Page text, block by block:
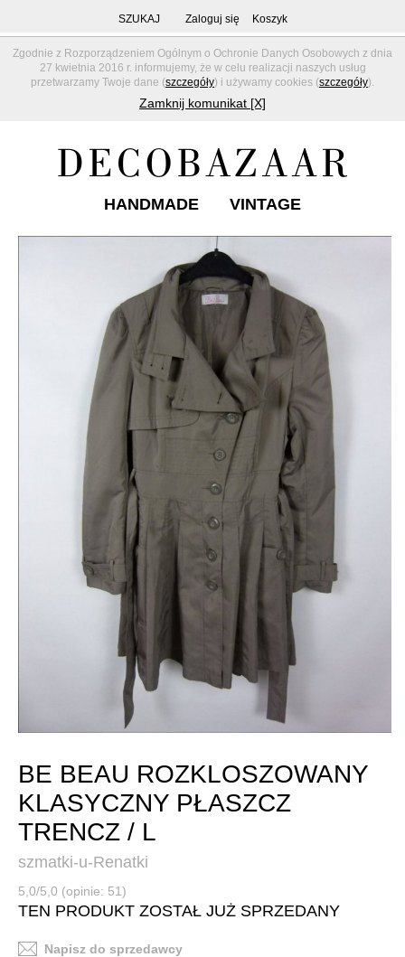
Zgodnie z Rozporządzeniem Ogólnym o Ochronie Danych Osobowych z dnia
27 kwietnia 2016 r. informujemy, że w celu realizacji naszych usług
przetwarzamy Twoje dane (szczegóły) i używamy cookies (szczegóły).
Zamknij komunikat [X]
SZUKAJ Zaloguj się Koszyk
HANDMADE VINTAGE
BE BEAU ROZKLOSZOWANY
KLASYCZNY PŁASZCZ
TRENCZ / L
szmatki-u-Renatki
5,0/5,0 (opinie: 51)
TEN PRODUKT ZOSTAŁ JUŻ SPRZEDANY
Napisz do sprzedawcy